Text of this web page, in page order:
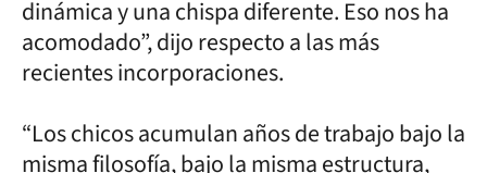
dinámica y una chispa diferente. Eso nos ha
acomodado”, dijo respecto a las más
recientes incorporaciones.
“Los chicos acumulan años de trabajo bajo la
misma filosofía, bajo la misma estructura,